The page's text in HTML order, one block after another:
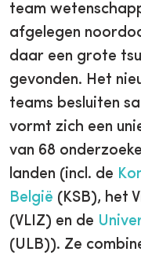
team
afgelegen
daar een grote
gevonden. Het
teams besluiten
vormt zich een
van 68
landen (incl. de
België (KSB), het
(VLIZ) en de
(ULB)). Ze